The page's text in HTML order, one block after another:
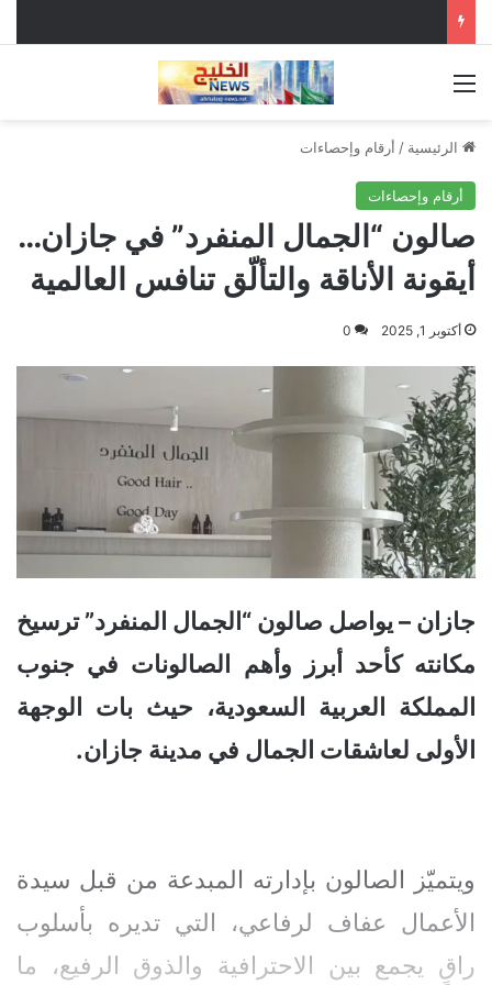
الرئيسية / أرقام وإحصاءات
أرقام وإحصاءات
صالون “الجمال المنفرد” في جازان…
أيقونة الأناقة والتألّق تنافس العالمية
أكتوبر 1, 2025 0
جازان – يواصل صالون “الجمال المنفرد” ترسيخ
مكانته كأحد أبرز وأهم الصالونات في جنوب
المملكة العربية السعودية، حيث بات الوجهة
الأولى لعاشقات الجمال في مدينة جازان.
ويتميّز الصالون بإدارته المبدعة من قبل سيدة
الأعمال عفاف لرفاعي، التي تديره بأسلوب
راقٍ يجمع بين الاحترافية والذوق الرفيع، ما